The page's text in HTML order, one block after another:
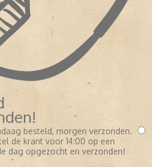
besteld, morgen verzonden.
de krant voor 14:00 op een
dag opgezocht en verzonden!